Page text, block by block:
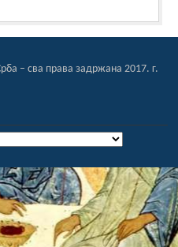
– сва права задржана 2017. г.